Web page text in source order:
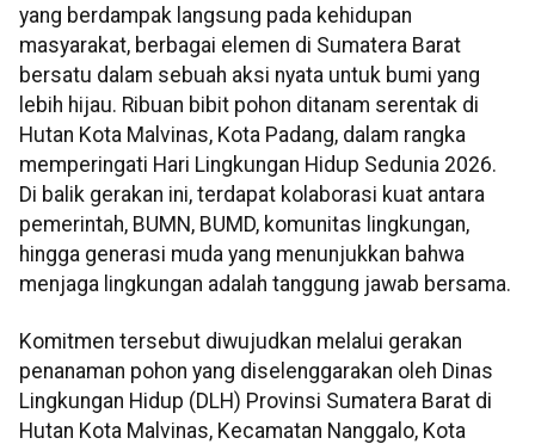
yang berdampak langsung pada kehidupan
masyarakat, berbagai elemen di Sumatera Barat
bersatu dalam sebuah aksi nyata untuk bumi yang
lebih hijau. Ribuan bibit pohon ditanam serentak di
Hutan Kota Malvinas, Kota Padang, dalam rangka
memperingati Hari Lingkungan Hidup Sedunia 2026.
Di balik gerakan ini, terdapat kolaborasi kuat antara
pemerintah, BUMN, BUMD, komunitas lingkungan,
hingga generasi muda yang menunjukkan bahwa
menjaga lingkungan adalah tanggung jawab bersama.
Komitmen tersebut diwujudkan melalui gerakan
penanaman pohon yang diselenggarakan oleh Dinas
Lingkungan Hidup (DLH) Provinsi Sumatera Barat di
Hutan Kota Malvinas, Kecamatan Nanggalo, Kota